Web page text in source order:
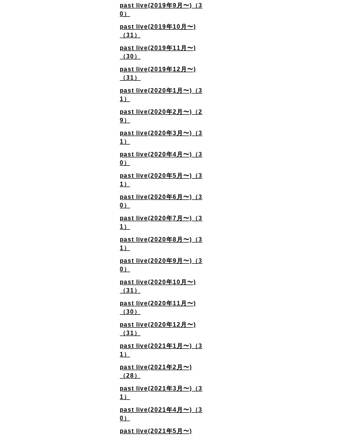
past live(2019年9月〜)（3
0）
past live(2019年10月〜)
（31）
past live(2019年11月〜)
（30）
past live(2019年12月〜)
（31）
past live(2020年1月〜)（3
1）
past live(2020年2月〜)（2
9）
past live(2020年3月〜)（3
1）
past live(2020年4月〜)（3
0）
past live(2020年5月〜)（3
1）
past live(2020年6月〜)（3
0）
past live(2020年7月〜)（3
1）
past live(2020年8月〜)（3
1）
past live(2020年9月〜)（3
0）
past live(2020年10月〜)
（31）
past live(2020年11月〜)
（30）
past live(2020年12月〜)
（31）
past live(2021年1月〜)（3
1）
past live(2021年2月〜)
（28）
past live(2021年3月〜)（3
1）
past live(2021年4月〜)（3
0）
past live(2021年5月〜)